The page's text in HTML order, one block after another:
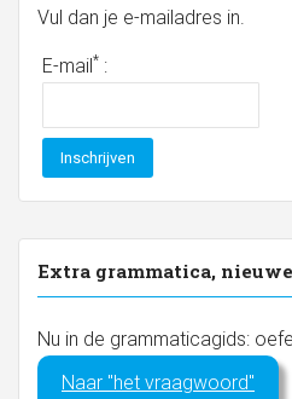
Vul dan je e-mailadres in.
E-mail* :
Extra grammatica,
Nu in de grammaticagids:
Naar "het vraagwoord"